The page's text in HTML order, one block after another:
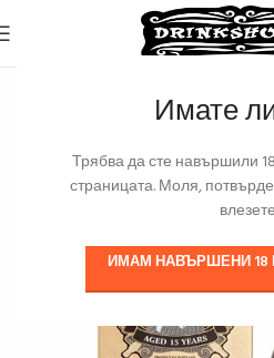
Имате
Трябва да сте навършили
страницата. Моля,
ИМАМ НАВЪРШЕНИ 18